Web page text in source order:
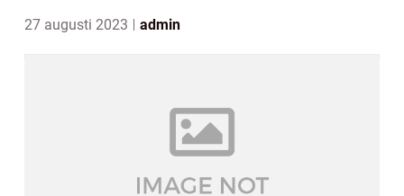
27 augusti 2023 admin